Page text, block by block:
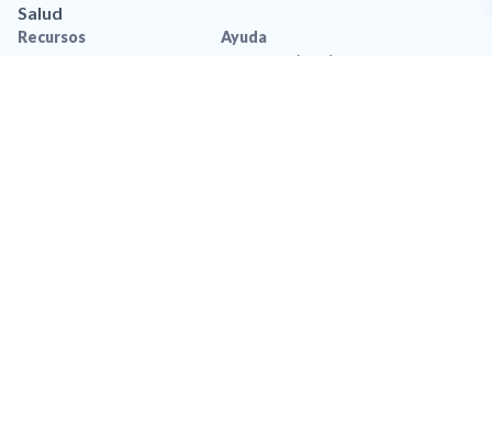
Salud
Recursos Ayuda
Llamar a (305) 406-6708